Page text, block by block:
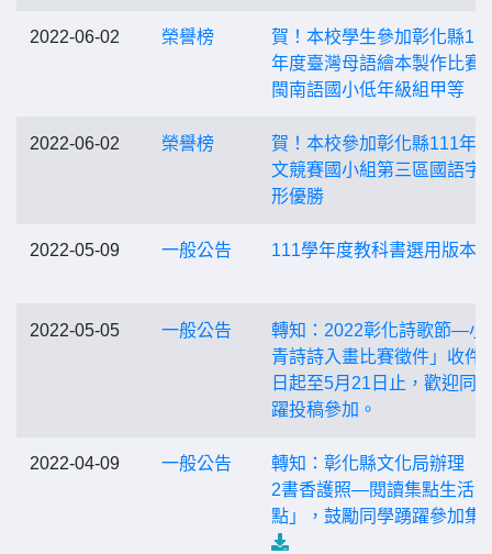
2022-06-02 榮譽榜
賀！本校學生參加彰化縣
年度臺灣母語繪本製作比賽
閩南語國小低年級組甲等
2022-06-02 榮譽榜
賀！本校參加彰化縣111年
文競賽國小組第三區國語字
形優勝
2022-05-09 一般公告 111學年度教科書選用版本
2022-05-05 一般公告
轉知：2022彰化詩歌節—小
青詩詩入畫比賽徵件」收件
日起至5月21日止，歡迎同
躍投稿參加。
2022-04-09 一般公告
轉知：彰化縣文化局辦理「
2書香護照—閱讀集點生活滿
點」，鼓勵同學踴躍參加集